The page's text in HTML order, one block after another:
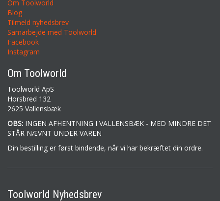
Om Toolworld
Blog
Tilmeld nyhedsbrev
Samarbejde med Toolworld
Facebook
Instagram
Om Toolworld
Toolworld ApS
Horsbred 132
2625 Vallensbæk
OBS: INGEN AFHENTNING I VALLENSBÆK - MED MINDRE DET
STÅR NÆVNT UNDER VAREN
Din bestilling er først bindende, når vi har bekræftet din ordre.
Toolworld Nyhedsbrev